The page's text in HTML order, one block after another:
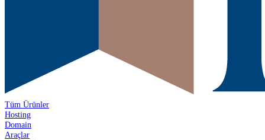
Tüm Ürünler
Hosting
Domain
Araçlar